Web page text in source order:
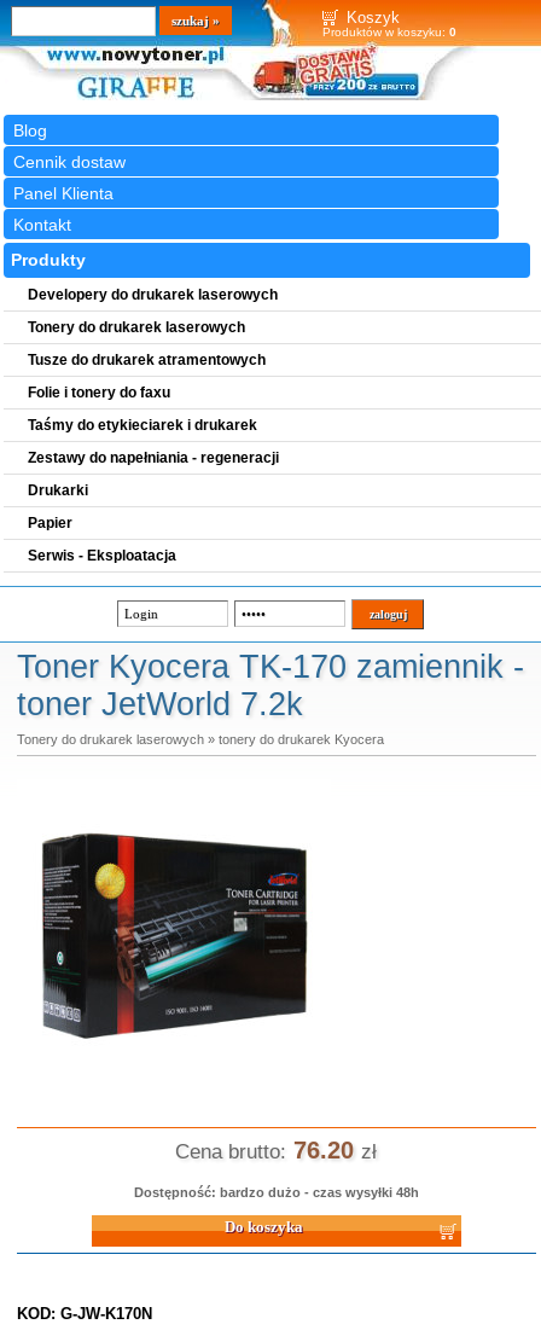
Koszyk
Produktów w koszyku: 0
Blog
Cennik dostaw
Panel Klienta
Kontakt
Wyszukiwarka
szukaj
Produkty
Developery do drukarek laserowych
Tonery do drukarek laserowych
Tusze do drukarek atramentowych
Folie i tonery do faxu
Taśmy do etykieciarek i drukarek
Zestawy do napełniania - regeneracji
Drukarki
Papier
Serwis - Eksploatacja
Toner Kyocera TK-170 zamiennik -
toner JetWorld 7.2k
Tonery do drukarek laserowych» tonery do drukarek Kyocera
Cena brutto: 76.20 zł
Dostępność: bardzo dużo - czas wysyłki 48h
Do koszyka
KOD: G-JW-K170N